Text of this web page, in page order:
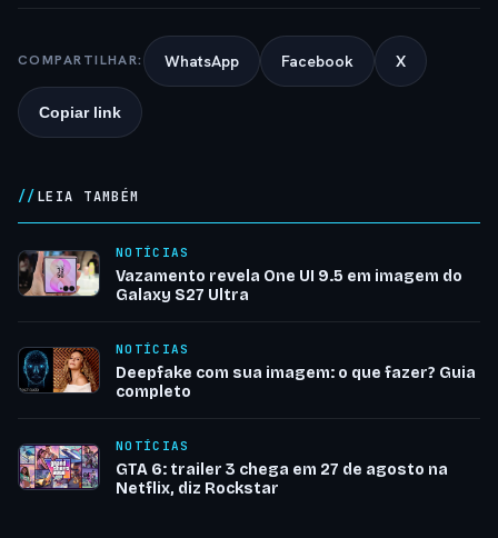
COMPARTILHAR: WhatsApp Facebook X
Copiar link
LEIA TAMBÉM
NOTÍCIAS
Vazamento revela One UI 9.5 em imagem do
Galaxy S27 Ultra
NOTÍCIAS
Deepfake com sua imagem: o que fazer? Guia
completo
NOTÍCIAS
GTA 6: trailer 3 chega em 27 de agosto na
Netflix, diz Rockstar